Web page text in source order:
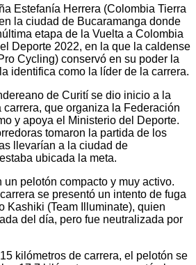
Estefanía Herrera (Colombia Tierra
la ciudad de Bucaramanga donde
etapa de la Vuelta a Colombia
Deporte 2022, en la que la caldense
Cycling) conservó en su poder la
identifica como la líder de la carrera.
de Curití se dio inicio a la
que organiza la Federación
y apoya el Ministerio del Deporte.
tomaron la partida de los
llevarían a la ciudad de
ubicada la meta.
un pelotón compacto y muy activo.
se presentó un intento de fuga
Kashiki (Team Illuminate), quien
del día, pero fue neutralizada por
kilómetros de carrera, el pelotón se